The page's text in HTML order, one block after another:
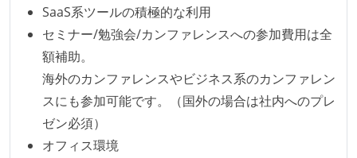
SaaS系ツールの積極的な利用
セミナー/勉強会/カンファレンスへの参加費用は全
額補助。
海外のカンファレンスやビジネス系のカンファレン
スにも参加可能です。（国外の場合は社内へのプレ
ゼン必須）
オフィス環境